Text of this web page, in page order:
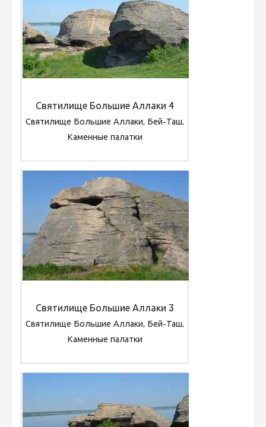
Святилище Большие Аллаки 4
Святилище Большие Аллаки, Бей-Таш,
Каменные палатки
Святилище Большие Аллаки 3
Святилище Большие Аллаки, Бей-Таш,
Каменные палатки